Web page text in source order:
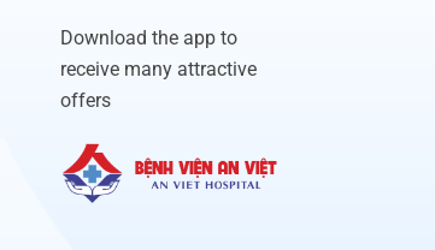
Download the app to
receive many attractive
offers